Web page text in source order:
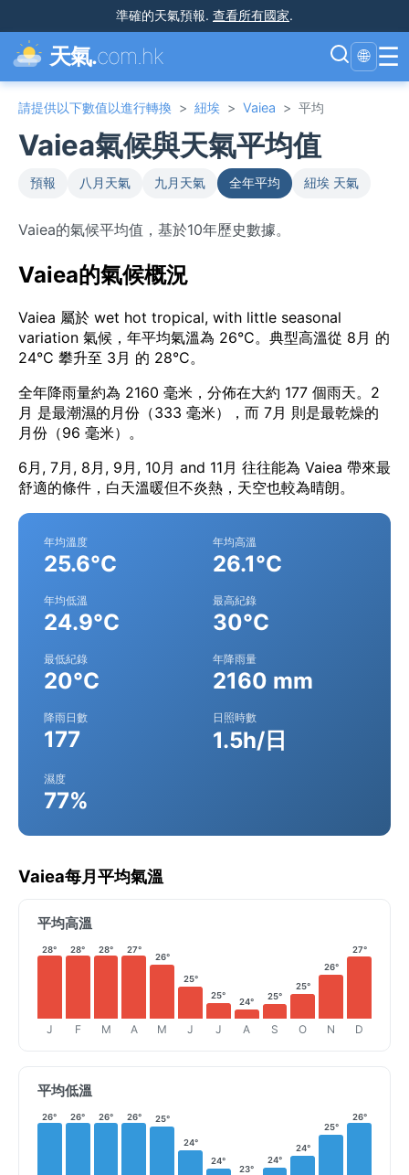
準確的天氣預報. 查看所有國家.
天氣.com.hk 🌐 ☰
請提供以下數值以進行轉換 > 紐埃 > Vaiea > 平均
Vaiea氣候與天氣平均值
預報 八月天氣 九月天氣 全年平均 紐埃 天氣
Vaiea的氣候平均值，基於10年歷史數據。
Vaiea的氣候概況
Vaiea 屬於 wet hot tropical, with little seasonal
variation 氣候，年平均氣溫為 26°C。典型高溫從 8月 的
24°C 攀升至 3月 的 28°C。
全年降雨量約為 2160 毫米，分佈在大約 177 個雨天。2
月 是最潮濕的月份（333 毫米），而 7月 則是最乾燥的
月份（96 毫米）。
6月, 7月, 8月, 9月, 10月 and 11月 往往能為 Vaiea 帶來最
舒適的條件，白天溫暖但不炎熱，天空也較為晴朗。
年均溫度
25.6°C
年均高溫
26.1°C
年均低溫
24.9°C
最高紀錄
30°C
最低紀錄
20°C
年降雨量
2160 mm
降雨日數
177
日照時數
1.5h/日
濕度
77%
Vaiea每月平均氣溫
平均高溫
28°
J
28°
F
28°
M
27°
A
26°
M
25°
J
25°
J
24°
A
25°
S
25°
O
26°
N
27°
D
平均低溫
26° 26° 26° 26° 25°
24°
24°
23°
24°
24°
25°
26°